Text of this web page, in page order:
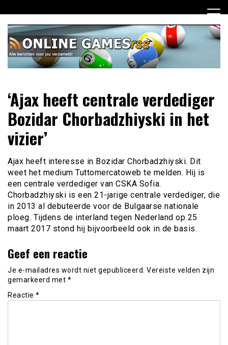
naar
inhoud
Online Games RSS
verzameld
‘Ajax heeft centrale verdediger
Bozidar Chorbadzhiyski in het
vizier’
Ajax heeft interesse in Bozidar Chorbadzhiyski. Dit
weet het medium Tuttomercatoweb te melden. Hij is
een centrale verdediger van CSKA Sofia.
Chorbadzhiyski is een 21-jarige centrale verdediger, die
in 2013 al debuteerde voor de Bulgaarse nationale
ploeg. Tijdens de interland tegen Nederland op 25
maart 2017 stond hij bijvoorbeeld ook in de basis.
Geef een reactie
Je e-mailadres wordt niet gepubliceerd. Vereiste velden zijn
gemarkeerd met *
Reactie *